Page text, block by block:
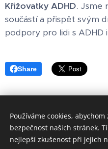
Křižovatky ADHD. Jsme
součástí a přispět svým
podpory pro lidi s ADHD
Share
© 2026
Používáme cookies,
bezpečnost našich stránek.
nejlepší zkušenost při jejich